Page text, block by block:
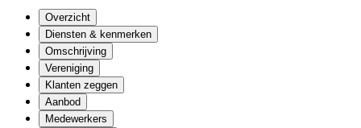
Overzicht
Diensten & kenmerken
Omschrijving
Vereniging
Klanten zeggen
Aanbod
Medewerkers